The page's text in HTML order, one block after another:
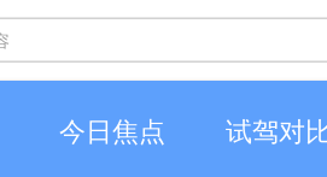
今日焦点 试驾对